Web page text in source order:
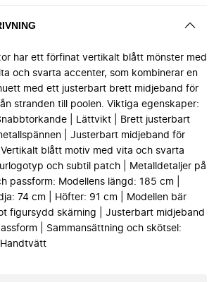
har ett förfinat vertikalt blått mönster med
och svarta accenter, som kombinerar en
med ett justerbart brett midjeband för
stranden till poolen. Viktiga egenskaper:
| Lättvikt | Brett justerbart
| Justerbart midjeband för
blått motiv med vita och svarta
och subtil patch | Metalldetaljer på
passform: Modellens längd: 185 cm |
74 cm | Höfter: 91 cm | Modellen bär
figursydd skärning | Justerbart midjeband
| Sammansättning och skötsel: